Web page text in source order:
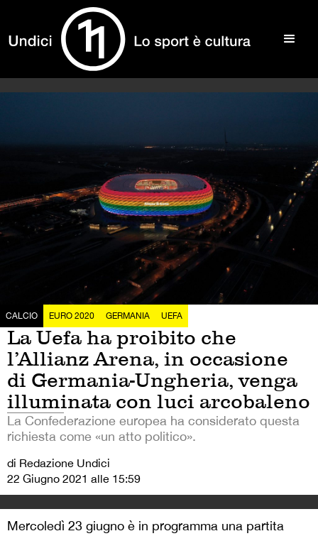
CALCIO EURO 2020 GERMANIA UEFA
La Uefa ha proibito che
l’Allianz Arena, in occasione
di Germania-Ungheria, venga
illuminata con luci arcobaleno
La Confederazione europea ha considerato questa
richiesta come «un atto politico».
di Redazione Undici
22 Giugno 2021 alle 15:59
Mercoledì 23 giugno è in programma una partita